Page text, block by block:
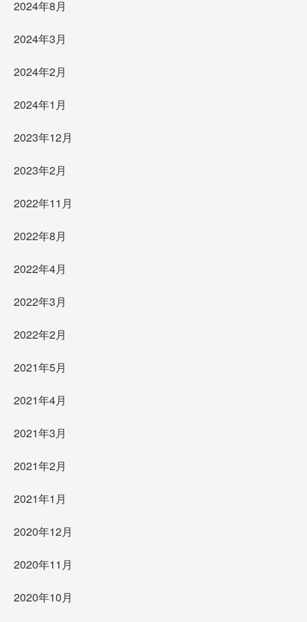
2024年8月
2024年3月
2024年2月
2024年1月
2023年12月
2023年2月
2022年11月
2022年8月
2022年4月
2022年3月
2022年2月
2021年5月
2021年4月
2021年3月
2021年2月
2021年1月
2020年12月
2020年11月
2020年10月